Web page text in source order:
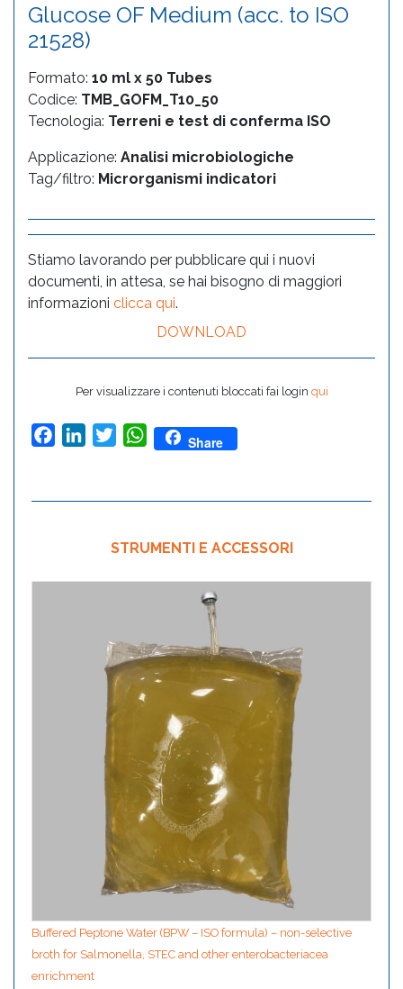
Glucose OF Medium (acc. to ISO
21528)
Formato: 10 ml x 50 Tubes
Codice: TMB_GOFM_T10_50
Tecnologia: Terreni e test di conferma ISO
Applicazione: Analisi microbiologiche
Tag/filtro: Microrganismi indicatori
Stiamo lavorando per pubblicare qui i nuovi
documenti, in attesa, se hai bisogno di maggiori
informazioni clicca qui.
DOWNLOAD
Per visualizzare i contenuti bloccati fai login qui
FacebookLinkedInTwitterWhatsApp
Share
STRUMENTI E ACCESSORI
Buffered Peptone Water (BPW – ISO formula) – non-selective
broth for Salmonella, STEC and other enterobacteriacea
enrichment